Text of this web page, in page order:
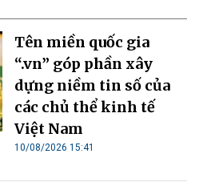
Tên miền quốc gia
“.vn” góp phần xây
dựng niềm tin số của
các chủ thể kinh tế
Việt Nam
10/08/2026 15:41